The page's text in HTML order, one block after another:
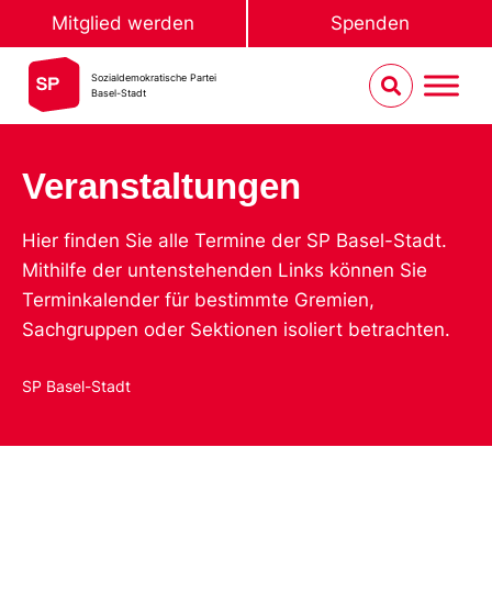
Mitglied werden Spenden
Sozialdemokratische Partei
Basel-Stadt
Veranstaltungen
Hier finden Sie alle Termine der SP Basel-Stadt.
Mithilfe der untenstehenden Links können Sie
Terminkalender für bestimmte Gremien,
Sachgruppen oder Sektionen isoliert betrachten.
SP Basel-Stadt